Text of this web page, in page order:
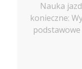
Nauka
konieczne: